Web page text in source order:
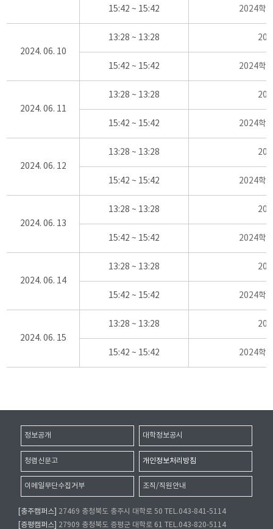
15:42 ~ 15:42 2024학
2024. 06. 10
13:28 ~ 13:28
15:42 ~ 15:42 2024학
2024. 06. 11
13:28 ~ 13:28
15:42 ~ 15:42 2024학
2024. 06. 12
13:28 ~ 13:28
15:42 ~ 15:42 2024학
2024. 06. 13
13:28 ~ 13:28
15:42 ~ 15:42 2024학
2024. 06. 14
13:28 ~ 13:28
15:42 ~ 15:42 2024학
2024. 06. 15
13:28 ~ 13:28
15:42 ~ 15:42 2024학
정보공개 대학정보공시
청렴신문고 개인정보처리방침
이메일무단수집거부 조직/직원안내
[충주캠퍼스]
27469 충청북도 충주시 대학로 50 TEL.043-841-5114
[증평캠퍼스]
27909 충청북도 증평군 대학로 61 TEL.043-820-5114